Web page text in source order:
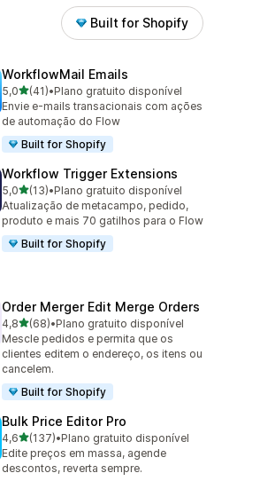
Built for Shopify
WorkflowMail Emails
5,0de 5 estrelas
(41)
41 avaliações ao todo
•Plano gratuito disponível
Envie e-mails transacionais com ações
de automação do Flow
Built for Shopify
Workflow Trigger Extensions
5,0de 5 estrelas
(13)
13 avaliações ao todo
•Plano gratuito disponível
Atualização de metacampo, pedido,
produto e mais 70 gatilhos para o Flow
Built for Shopify
Order Merger Edit Merge Orders
4,8de 5 estrelas
(68)
68 avaliações ao todo
•Plano gratuito disponível
Mescle pedidos e permita que os
clientes editem o endereço, os itens ou
cancelem.
Built for Shopify
Bulk Price Editor Pro
4,6de 5 estrelas
(137)
137 avaliações ao todo
•Plano gratuito disponível
Edite preços em massa, agende
descontos, reverta sempre.